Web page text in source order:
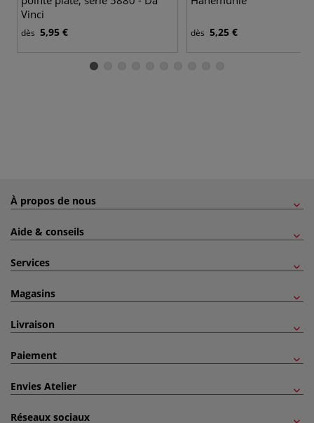
Vinci
dès 5,95 € dès 5,25 €
À propos de nous
Aide & conseils
Services
Magasins
Livraison
Paiement
Envies Atelier
Réseaux sociaux